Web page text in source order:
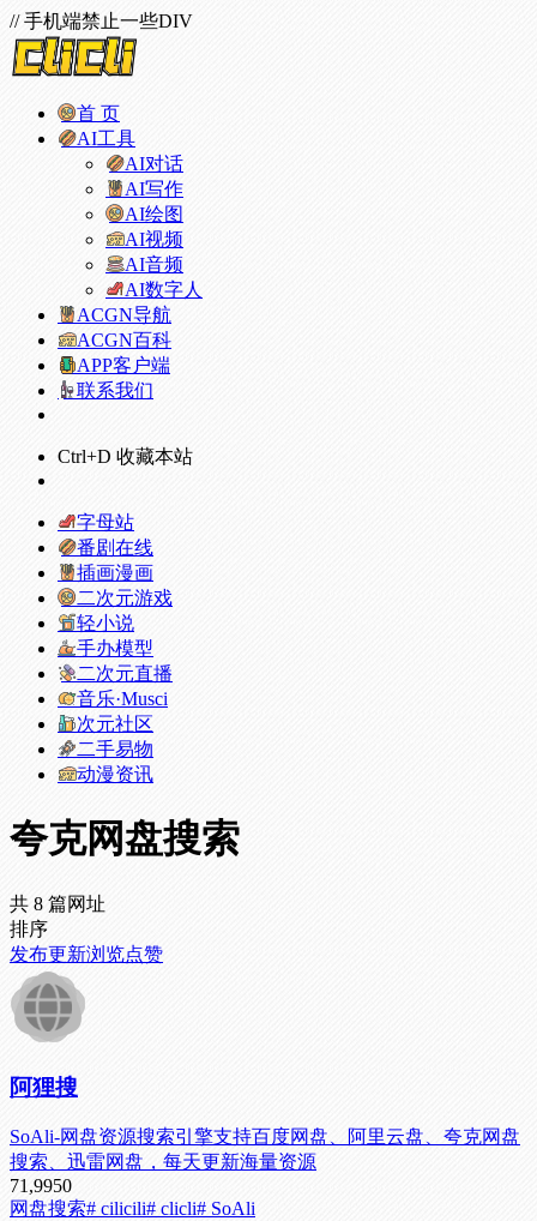
// 手机端禁止一些DIV
首 页
AI工具
AI对话
AI写作
AI绘图
AI视频
AI音频
AI数字人
ACGN导航
ACGN百科
APP客户端
联系我们
Ctrl+D 收藏本站
字母站
番剧在线
插画漫画
二次元游戏
轻小说
手办模型
二次元直播
音乐·Musci
次元社区
二手易物
动漫资讯
夸克网盘搜索
共 8 篇网址
排序
发布更新浏览点赞
阿狸搜
SoAli-网盘资源搜索引擎支持百度网盘、阿里云盘、夸克网盘
搜索、迅雷网盘，每天更新海量资源
71,9950
网盘搜索# cilicili# clicli# SoAli